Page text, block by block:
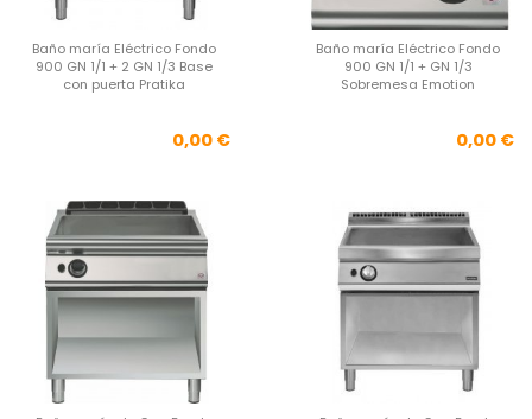
Baño maría Eléctrico Fondo
900 GN 1/1 + 2 GN 1/3 Base
con puerta Pratika
Precio
0,00 €
Baño maría Eléctrico Fondo
900 GN 1/1 + GN 1/3
Sobremesa Emotion
0,00 €